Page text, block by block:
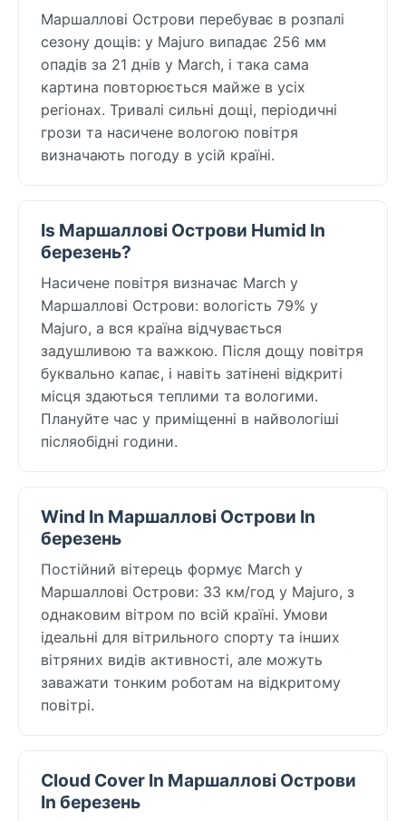
Маршаллові Острови перебуває в розпалі
сезону дощів: у Majuro випадає 256 мм
опадів за 21 днів у March, і така сама
картина повторюється майже в усіх
регіонах. Тривалі сильні дощі, періодичні
грози та насичене вологою повітря
визначають погоду в усій країні.
Is Маршаллові Острови Humid In
березень?
Насичене повітря визначає March у
Маршаллові Острови: вологість 79% у
Majuro, а вся країна відчувається
задушливою та важкою. Після дощу повітря
буквально капає, і навіть затінені відкриті
місця здаються теплими та вологими.
Плануйте час у приміщенні в найвологіші
післяобідні години.
Wind In Маршаллові Острови In
березень
Постійний вітерець формує March у
Маршаллові Острови: 33 км/год у Majuro, з
однаковим вітром по всій країні. Умови
ідеальні для вітрильного спорту та інших
вітряних видів активності, але можуть
заважати тонким роботам на відкритому
повітрі.
Cloud Cover In Маршаллові Острови
In березень